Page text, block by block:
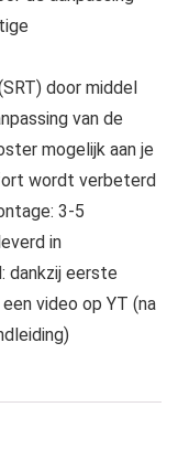
door middel
van de
mogelijk aan je
wordt verbeterd
3-5
in
dankzij eerste
video op YT (na